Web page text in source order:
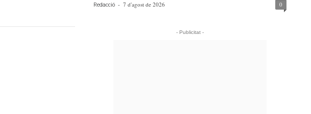
Redacció - 7 d'agost de 2026 0
- Publicitat -